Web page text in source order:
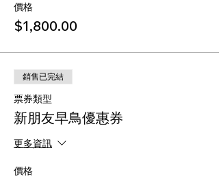
價格
$1,800.00
銷售已完結
票券類型
新朋友早鳥優惠券
更多資訊
價格